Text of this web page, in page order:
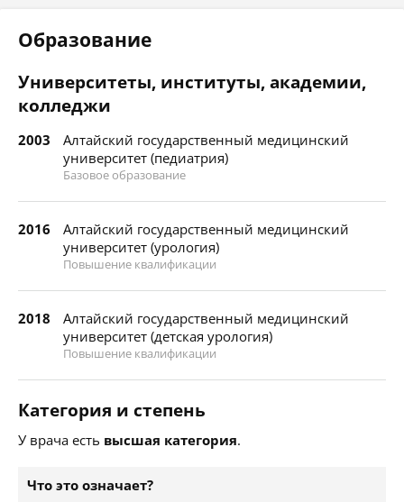
Образование
Университеты, институты, академии,
колледжи
2003
Алтайский государственный медицинский
университет (педиатрия)
Базовое образование
2016
Алтайский государственный медицинский
университет (урология)
Повышение квалификации
2018
Алтайский государственный медицинский
университет (детская урология)
Повышение квалификации
Категория и степень
У врача есть высшая категория.
Что это означает?